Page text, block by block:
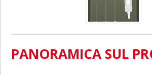
PANORAMICA SUL